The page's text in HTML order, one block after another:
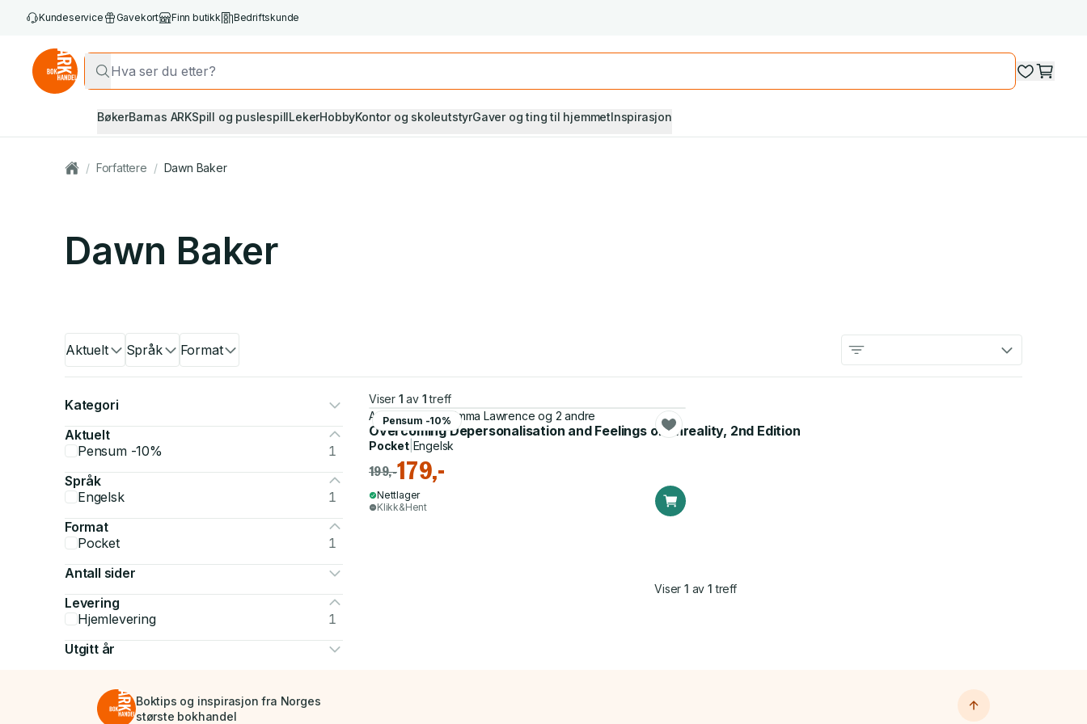
Kundeservice Gavekort Finn butikk Bedriftskunde
BøkerBarnas ARKSpill og puslespillLekerHobbyKontor og skoleutstyrGaver og ting til hjemmetInspirasjon
/ Forfattere / Dawn Baker
Dawn Baker
Aktuelt Språk Format
Kategori
Aktuelt
Pensum -10%
1
Språk
Engelsk
1
Format
Pocket
1
Antall sider
Levering
Hjemlevering
1
Utgitt år
Viser 1 av 1 treff
Pensum -10%
Anthony David, Emma Lawrence og 2 andre
Overcoming Depersonalisation and Feelings of Unreality, 2nd Edition
Pocket| Engelsk
199,-179,-
Nettlager
Klikk&Hent
Viser1 av 1 treff
Boktips og inspirasjon fra Norges
største bokhandel